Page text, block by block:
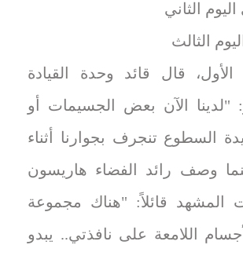
الأول، قال قائد وحدة القيادة
"لدينا الآن بعض الجسيمات أو
السطوع تنجرف بجوارنا أثناء
وصف رائد الفضاء هاريسون
قائلاً: "هناك مجموعة
اللامعة على نافذتي.. يبدو